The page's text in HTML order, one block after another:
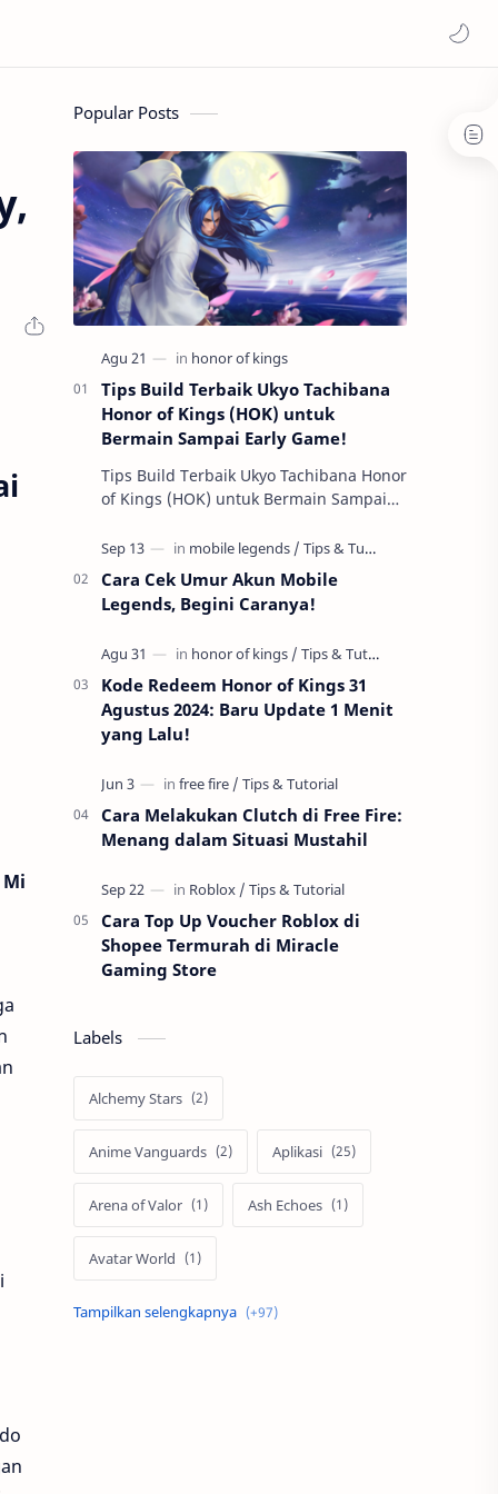
Mi
Popular Posts
Tips Build Terbaik Ukyo Tachibana
Honor of Kings (HOK) untuk
Bermain Sampai Early Game!
Tips Build Terbaik Ukyo Tachibana Honor
of Kings (HOK) untuk Bermain Sampai
hero Assassin di Honor of Kings …
Cara Cek Umur Akun Mobile
Legends, Begini Caranya!
Kode Redeem Honor of Kings 31
Agustus 2024: Baru Update 1 Menit
yang Lalu!
Cara Melakukan Clutch di Free Fire:
Menang dalam Situasi Mustahil
Cara Top Up Voucher Roblox di
Shopee Termurah di Miracle
Gaming Store
Labels
Alchemy Stars
Anime Vanguards Aplikasi
Arena of Valor Ash Echoes
Avatar World
Axis Berita